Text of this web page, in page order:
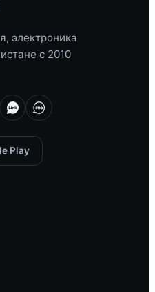
электроника
с 2010
Play